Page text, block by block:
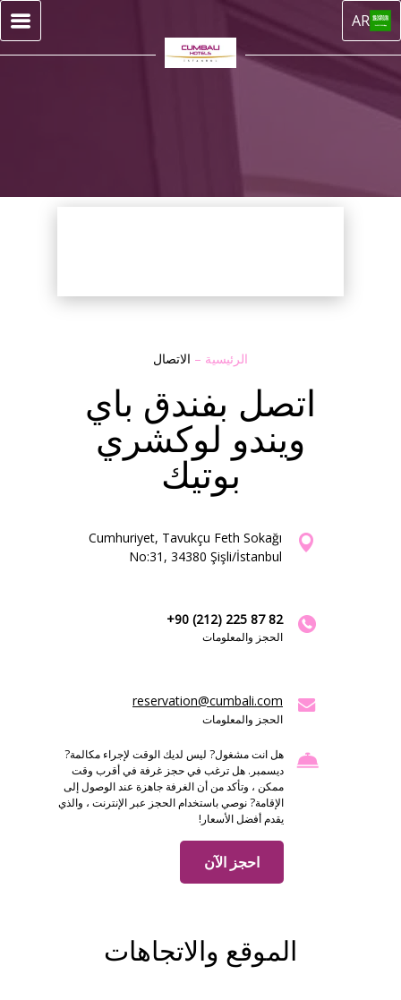
AR
الرئيسية – الاتصال
اتصل بفندق باي
ويندو لوكشري
بوتيك
Cumhuriyet, Tavukçu Feth Sokağı
No:31, 34380 Şişli/İstanbul
+90 (212) 225 87 82
الحجز والمعلومات
reservation@cumbali.com
الحجز والمعلومات
هل انت مشغول? ليس لديك الوقت لإجراء مكالمة?
ديسمبر. هل ترغب في حجز غرفة في أقرب وقت
ممكن ، وتأكد من أن الغرفة جاهزة عند الوصول إلى
الإقامة? نوصي باستخدام الحجز عبر الإنترنت ، والذي
يقدم أفضل الأسعار!
احجز الآن
الموقع والاتجاهات